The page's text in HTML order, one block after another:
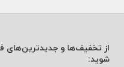
از تخفیف‌ها و جدیدترین‌های
شوید: